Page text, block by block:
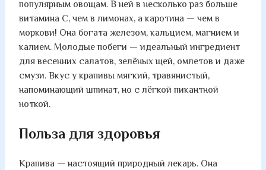
популярным овощам. В ней в несколько раз больше
витамина C, чем в лимонах, а каротина — чем в
моркови! Она богата железом, кальцием, магнием и
калием. Молодые побеги — идеальный ингредиент
для весенних салатов, зелёных щей, омлетов и даже
смузи. Вкус у крапивы мягкий, травянистый,
напоминающий шпинат, но с лёгкой пикантной
ноткой.
Польза для здоровья
Крапива — настоящий природный лекарь. Она